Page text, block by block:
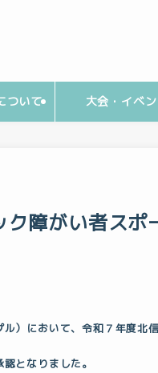
ついて 大会・イベ
障がい者スポ
）において、令和７年度北
となりました。